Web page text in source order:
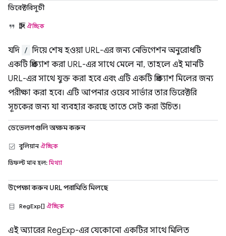
ডিরেক্টরিসূচী
স্ট্রিং ঐচ্ছিক
যদি / দিয়ে শেষ হওয়া URL-এর জন্য নেভিগেশন অনুরোধটি
একটি প্রিক্যাশ করা URL-এর সাথে মেলে না, তাহলে এই মানটি
URL-এর সাথে যুক্ত করা হবে এবং এটি একটি প্রিক্যাশ মিলের জন্য
পরীক্ষা করা হবে। এটি আপনার ওয়েব সার্ভার তার ডিরেক্টরি
সূচকের জন্য যা ব্যবহার করছে তাতে সেট করা উচিত।
ডেভেলগগুলি অক্ষম করুন
বুলিয়ানঐচ্ছিক
ডিফল্ট মান হল:মিথ্যা
উপেক্ষা করুন URL পরামিতি মিলছে
RegExp[] ঐচ্ছিক
এই অ্যারের RegExp-এর যেকোনো একটির সাথে মিলিত